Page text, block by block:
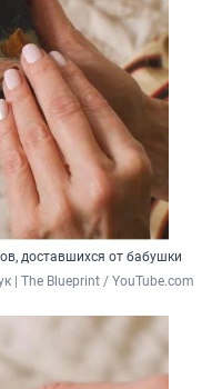
доставшихся от бабушки
| The Blueprint / YouTube.com